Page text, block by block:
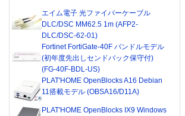
エイム電子 光ファイバーケーブル
DLC/DSC MM62.5 1m (AFP2-
DLC/DSC-62-01)
Fortinet FortiGate-40F バンドルモデル
(初年度先出しセンドバック保守付)
(FG-40F-BDL-US)
PLAT'HOME OpenBlocks A16 Debian
11搭載モデル (OBSA16/D11A)
PLAT'HOME OpenBlocks IX9 Windows